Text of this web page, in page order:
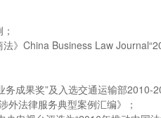
》China Business Law
成果奖”及入选交通运输部2010-
外法律服务典型案例汇编》；